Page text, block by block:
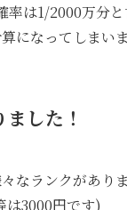
率は1/2000万分
になってしまいま
した！
なランクがあり
は3000円です)